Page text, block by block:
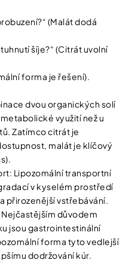
(Malát dodá
šíje?“ (Citrát uvolní
forma je řešení).
dvou organických solí
využití než u
Zatímco citrát je
malát je klíčový
Lipozomální transportní
v kyselém prostředí
přirozenější vstřebávání.
důvodem
jsou gastrointestinální
forma tyto vedlejší
dodržování kúr.